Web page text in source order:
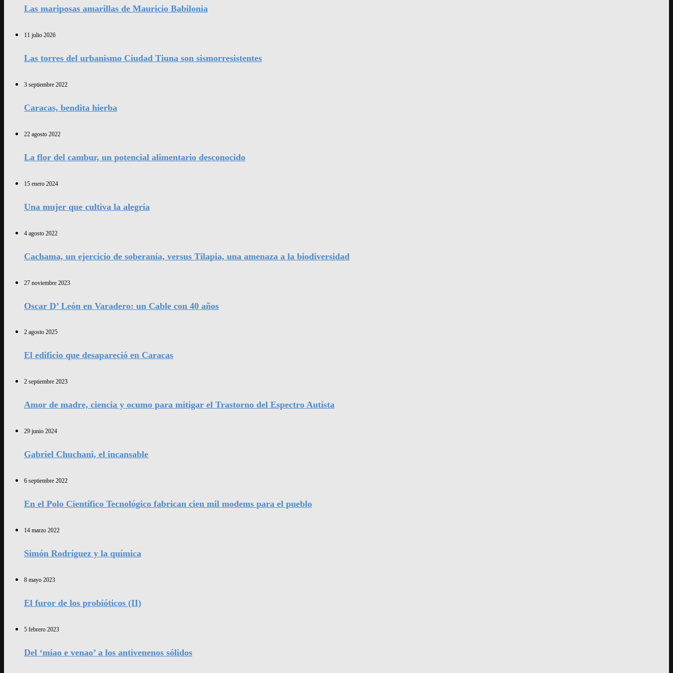
Las mariposas amarillas de Mauricio Babilonia
11 julio 2026
Las torres del urbanismo Ciudad Tiuna son sismorresistentes
3 septiembre 2022
Caracas, bendita hierba
22 agosto 2022
La flor del cambur, un potencial alimentario desconocido
15 enero 2024
Una mujer que cultiva la alegría
4 agosto 2022
Cachama, un ejercicio de soberanía, versus Tilapia, una amenaza a la biodiversidad
27 noviembre 2023
Oscar D’ León en Varadero: un Cable con 40 años
2 agosto 2025
El edificio que desapareció en Caracas
2 septiembre 2023
Amor de madre, ciencia y ocumo para mitigar el Trastorno del Espectro Autista
29 junio 2024
Gabriel Chuchani, el incansable
6 septiembre 2022
En el Polo Científico Tecnológico fabrican cien mil modems para el pueblo
14 marzo 2022
Simón Rodríguez y la química
8 mayo 2023
El furor de los probióticos (II)
5 febrero 2023
Del ‘miao e venao’ a los antivenenos sólidos